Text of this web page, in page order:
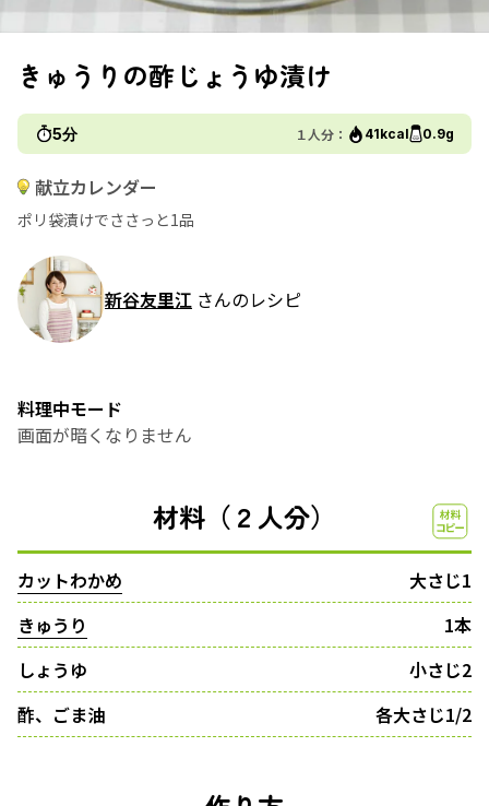
きゅうりの酢じょうゆ漬け
5分 １人分： 41kcal 0.9g
献立カレンダー
ポリ袋漬けでささっと1品
新谷友里江 さんのレシピ
料理中モード
画面が暗くなりません
材料（２人分）
カットわかめ
大さじ1
きゅうり
1本
しょうゆ
小さじ2
酢、ごま油
各大さじ1/2